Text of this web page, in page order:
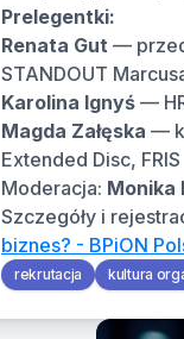
Prelegentki:
Renata Gut —
STANDOUT
Karolina Ignyś —
Magda Załęska —
Extended Disc, FRIS
Moderacja: Monika
Szczegóły i
biznes? - BPiON
rekrutacja kultura